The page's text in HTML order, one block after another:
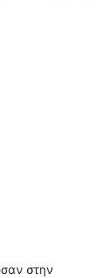
στην